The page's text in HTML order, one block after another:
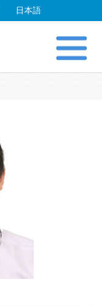
日本語